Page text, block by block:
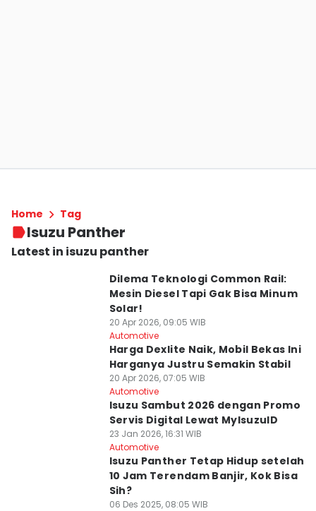
Home Tag
Isuzu Panther
Latest in isuzu panther
Dilema Teknologi Common Rail:
Mesin Diesel Tapi Gak Bisa Minum
Solar!
20 Apr 2026, 09:05 WIB
Automotive
Harga Dexlite Naik, Mobil Bekas Ini
Harganya Justru Semakin Stabil
20 Apr 2026, 07:05 WIB
Automotive
Isuzu Sambut 2026 dengan Promo
Servis Digital Lewat MyIsuzuID
23 Jan 2026, 16:31 WIB
Automotive
Isuzu Panther Tetap Hidup setelah
10 Jam Terendam Banjir, Kok Bisa
Sih?
06 Des 2025, 08:05 WIB